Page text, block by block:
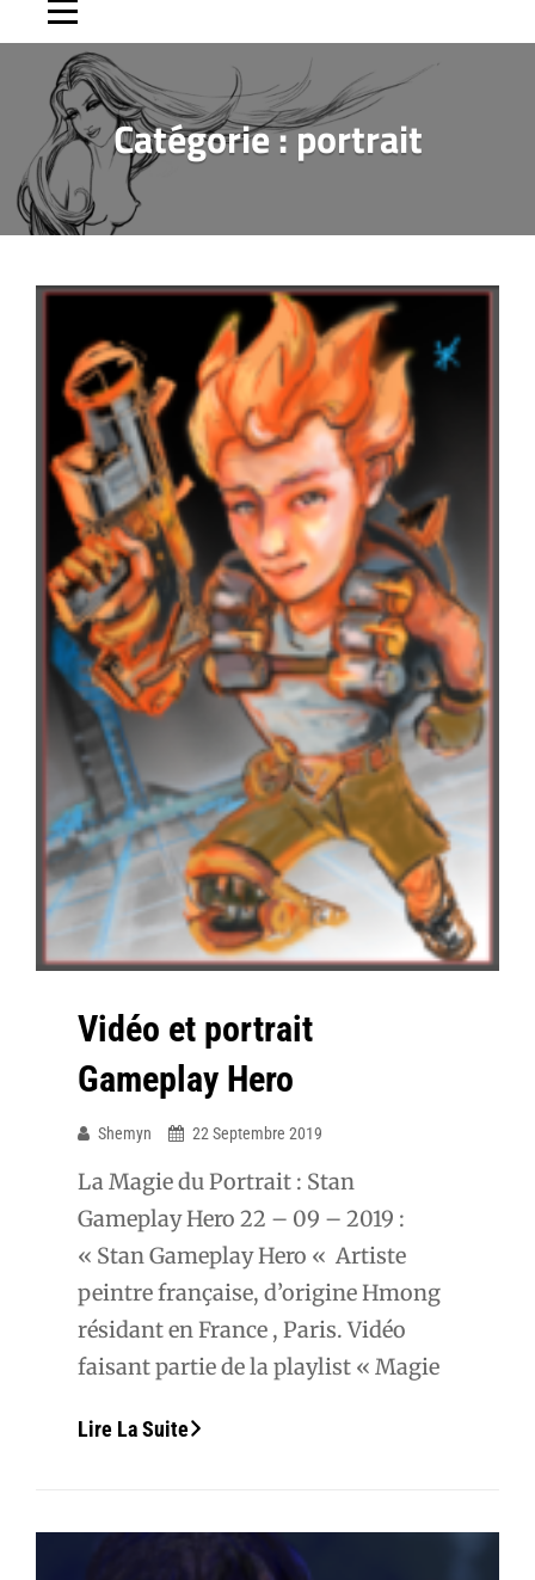
Catégorie :portrait
Vidéo et portrait
Gameplay Hero
Shemyn 22 Septembre 2019
La Magie du Portrait : Stan
Gameplay Hero 22 – 09 – 2019 :
« Stan Gameplay Hero « Artiste
peintre française, d’origine Hmong
résidant en France , Paris. Vidéo
faisant partie de la playlist « Magie
Lire La SuiteVidéo
Gameplay